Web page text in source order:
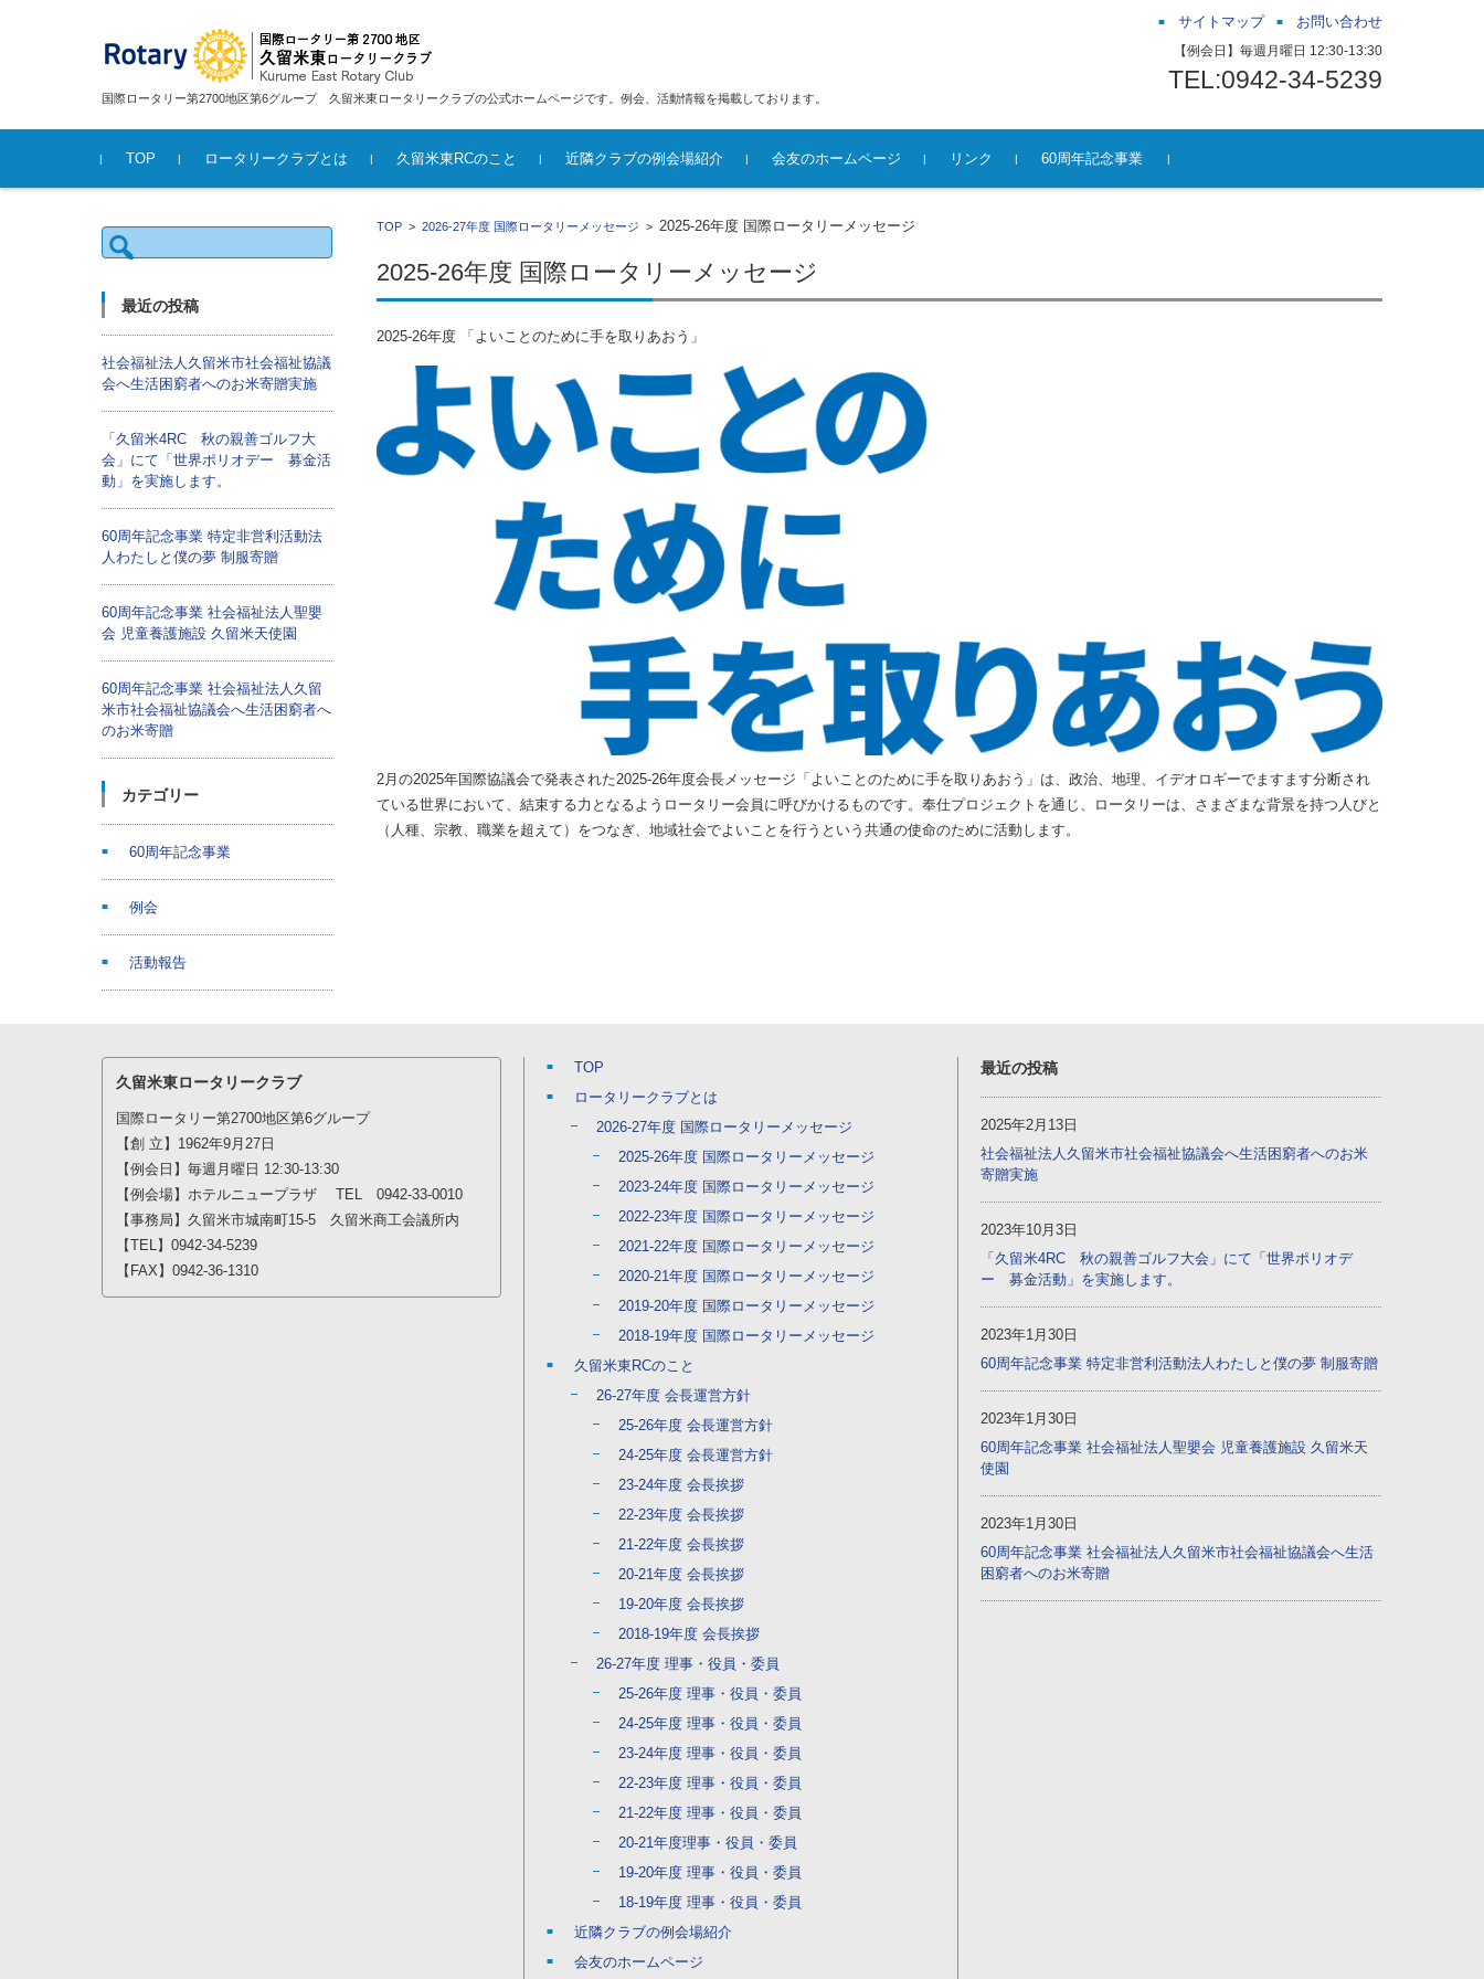
国際ロータリー第2700地区第6グループ 久留米東ロータリークラブの公式ホームページです。例会、活動情報を掲載しております。
サイトマップ お問い合わせ
【例会日】毎週月曜日 12:30-13:30
TEL:0942-34-5239
コンテンツに移動
TOP
ロータリークラブとは
ーメッセージ
ーメッセージ
ーメッセージ
ーメッセージ
ーメッセージ
ーメッセージ
ーメッセージ
久留米東RCのこと 近隣クラブの例会場紹介 会友のホームページ リンク 60周年記念事業
TOP> 2026-27年度 国際ロータリーメッセージ > 2025-26年度 国際ロータリーメッセージ
2025-26年度 国際ロータリーメッセージ
2025-26年度 「よいことのために手を取りあおう」
2月の2025年国際協議会で発表された2025-26年度会長メッセージ「よいことのために手を取りあおう」は、政治、地理、イデオロギーでますます分断され
ている世界において、結束する力となるようロータリー会員に呼びかけるものです。奉仕プロジェクトを通じ、ロータリーは、さまざまな背景を持つ人びと
（人種、宗教、職業を超えて）をつなぎ、地域社会でよいことを行うという共通の使命のために活動します。
検
索:
最近の投稿
社会福祉法人久留米市社会福祉協議
会へ生活困窮者へのお米寄贈実施
「久留米4RC 秋の親善ゴルフ大
会」にて「世界ポリオデー 募金活
動」を実施します。
60周年記念事業 特定非営利活動法
人わたしと僕の夢 制服寄贈
60周年記念事業 社会福祉法人聖嬰
会 児童養護施設 久留米天使園
60周年記念事業 社会福祉法人久留
米市社会福祉協議会へ生活困窮者へ
のお米寄贈
カテゴリー
60周年記念事業
例会
活動報告
久留米東ロータリークラブ
国際ロータリー第2700地区第6グループ
【創 立】1962年9月27日
【例会日】毎週月曜日 12:30-13:30
【例会場】ホテルニュープラザ TEL 0942-33-0010
【事務局】久留米市城南町15-5 久留米商工会議所内
【TEL】0942-34-5239
【FAX】0942-36-1310
TOP
ロータリークラブとは
2026-27年度 国際ロータリーメッセージ
2025-26年度 国際ロータリーメッセージ
2023-24年度 国際ロータリーメッセージ
2022-23年度 国際ロータリーメッセージ
2021-22年度 国際ロータリーメッセージ
2020-21年度 国際ロータリーメッセージ
2019-20年度 国際ロータリーメッセージ
2018-19年度 国際ロータリーメッセージ
久留米東RCのこと
26-27年度 会長運営方針
25-26年度 会長運営方針
24-25年度 会長運営方針
23-24年度 会長挨拶
22-23年度 会長挨拶
21-22年度 会長挨拶
20-21年度 会長挨拶
19-20年度 会長挨拶
2018-19年度 会長挨拶
26-27年度 理事・役員・委員
25-26年度 理事・役員・委員
24-25年度 理事・役員・委員
23-24年度 理事・役員・委員
22-23年度 理事・役員・委員
21-22年度 理事・役員・委員
20-21年度理事・役員・委員
19-20年度 理事・役員・委員
18-19年度 理事・役員・委員
近隣クラブの例会場紹介
会友のホームページ
最近の投稿
2025年2月13日
社会福祉法人久留米市社会福祉協議会へ生活困窮者へのお米
寄贈実施
2023年10月3日
「久留米4RC 秋の親善ゴルフ大会」にて「世界ポリオデ
ー 募金活動」を実施します。
2023年1月30日
60周年記念事業 特定非営利活動法人わたしと僕の夢 制服寄贈
2023年1月30日
60周年記念事業 社会福祉法人聖嬰会 児童養護施設 久留米天
使園
2023年1月30日
60周年記念事業 社会福祉法人久留米市社会福祉協議会へ生活
困窮者へのお米寄贈